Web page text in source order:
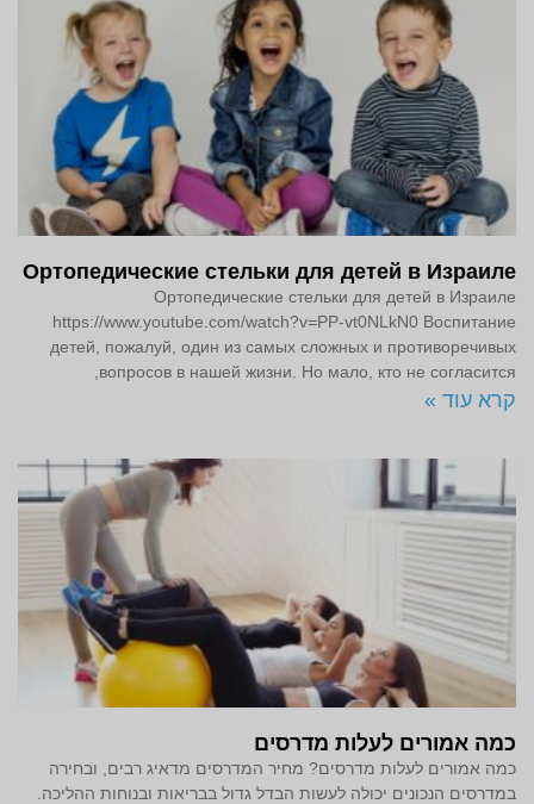
Ортопедические стельки для детей в Израиле
Ортопедические стельки для детей в Израиле
https://www.youtube.com/watch?v=PP-vt0NLkN0 Воспитание
детей, пожалуй, один из самых сложных и противоречивых
вопросов в нашей жизни. Но мало, кто не согласится,
קרא עוד »
כמה אמורים לעלות מדרסים
כמה אמורים לעלות מדרסים? מחיר המדרסים מדאיג רבים, ובחירה
במדרסים הנכונים יכולה לעשות הבדל גדול בבריאות ובנוחות ההליכה.